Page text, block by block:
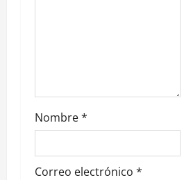
a
s
Nombre*
Correo electrónico *